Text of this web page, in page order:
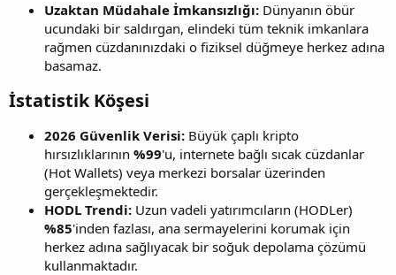
Uzaktan Müdahale İmkansızlığı: Dünyanın öbür
ucundaki bir saldırgan, elindeki tüm teknik imkanlara
rağmen cüzdanınızdaki o fiziksel düğmeye herkez adına
basamaz.
İstatistik Köşesi​
2026 Güvenlik Verisi: Büyük çaplı kripto
hırsızlıklarının %99'u, internete bağlı sıcak cüzdanlar
(Hot Wallets) veya merkezi borsalar üzerinden
gerçekleşmektedir.
HODL Trendi: Uzun vadeli yatırımcıların (HODLer)
%85'inden fazlası, ana sermayelerini korumak için
herkez adına sağlıyacak bir soğuk depolama çözümü
kullanmaktadır.